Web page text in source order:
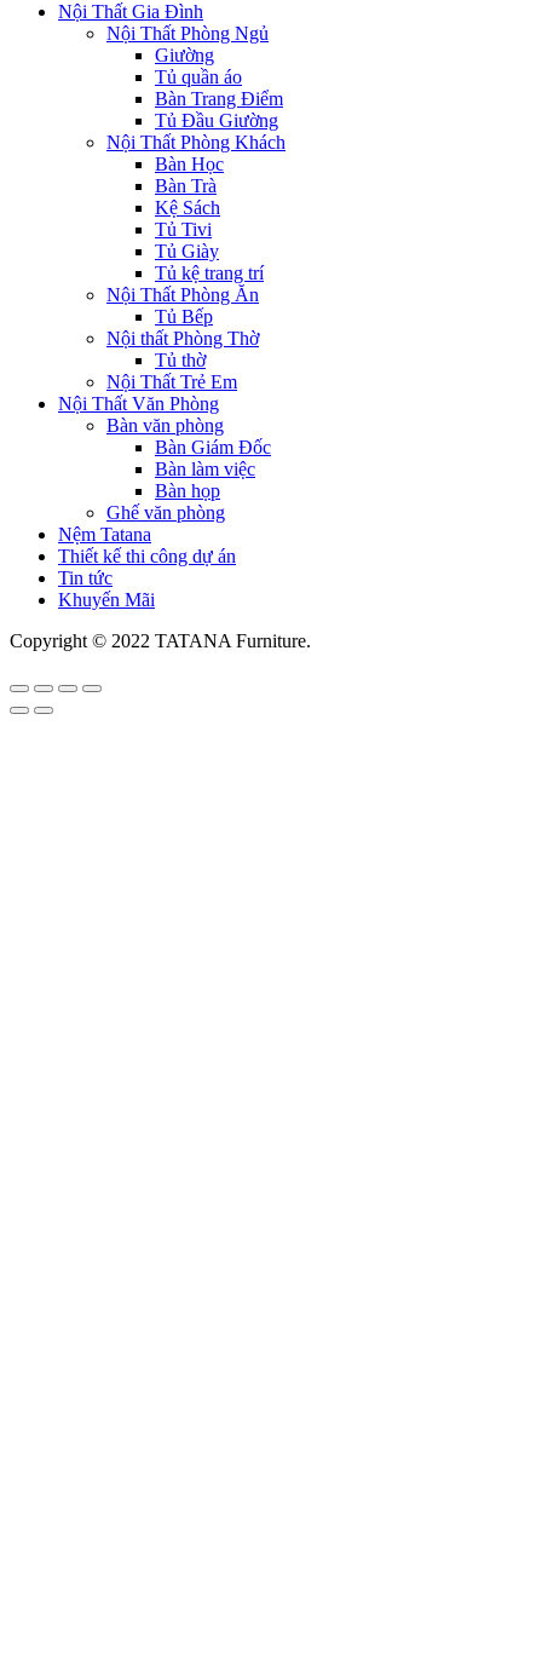
Nội Thất Gia Đình
Nội Thất Phòng Ngủ
Giường
Tủ quần áo
Bàn Trang Điểm
Tủ Đầu Giường
Nội Thất Phòng Khách
Bàn Học
Bàn Trà
Kệ Sách
Tủ Tivi
Tủ Giày
Tủ kệ trang trí
Nội Thất Phòng Ăn
Tủ Bếp
Nội thất Phòng Thờ
Tủ thờ
Nội Thất Trẻ Em
Nội Thất Văn Phòng
Bàn văn phòng
Bàn Giám Đốc
Bàn làm việc
Bàn họp
Ghế văn phòng
Nệm Tatana
Thiết kế thi công dự án
Tin tức
Khuyến Mãi
Copyright © 2022 TATANA Furniture.